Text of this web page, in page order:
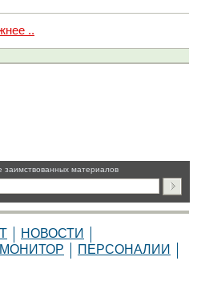
..
заимствованных материалов
НОВОСТИ
МОНИТОР
ПЕРСОНАЛИИ